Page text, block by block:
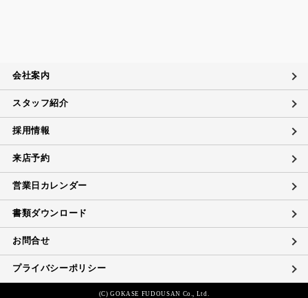
会社案内
スタッフ紹介
採用情報
来店予約
営業日カレンダー
書類ダウンロード
お問合せ
プライバシーポリシー
(C) GOKASE FUDOUSAN Co., Ltd.